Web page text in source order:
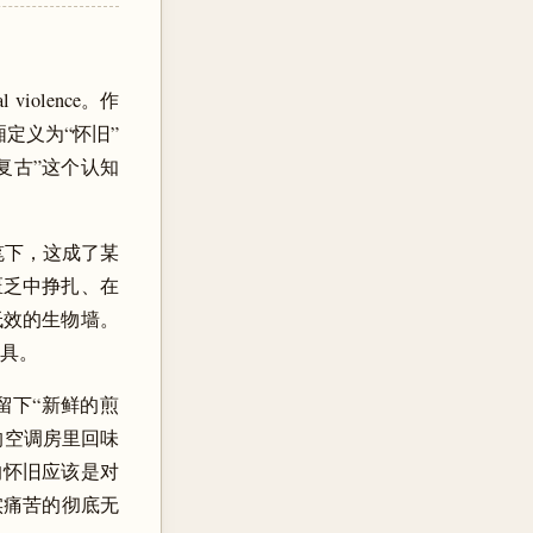
violence。作
义为“怀旧”
古”这个认知
，这成了某
中挣扎、在
的生物墙。
。
下“新鲜的煎
调房里回味
旧应该是对
苦的彻底无